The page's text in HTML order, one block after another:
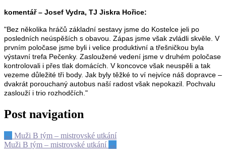
komentář – Josef Vydra, TJ Jiskra Hořice:
"Bez několika hráčů základní sestavy jsme do Kostelce jeli po
posledních neúspěších s obavou. Zápas jsme však zvládli skvěle. V
prvním poločase jsme byli i velice produktivní a třešničkou byla
výstavní trefa Pečenky. Zasloužené vedení jsme v druhém poločase
kontrolovali i přes tlak domácích. V koncovce však neuspěli a tak
vezeme důležité tři body. Jak byly těžké to ví nejvíce náš dopravce –
dvakrát porouchaný autobus naší radost však nepokazil. Pochvalu
zaslouží i trio rozhodčích."
Post navigation
← Muži B tým – mistrovské utkání
Muži B tým – mistrovské utkání →